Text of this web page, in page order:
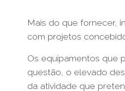
Mais do que fornecer,
com projetos
Os equipamentos que
questão, o elevado
da atividade que